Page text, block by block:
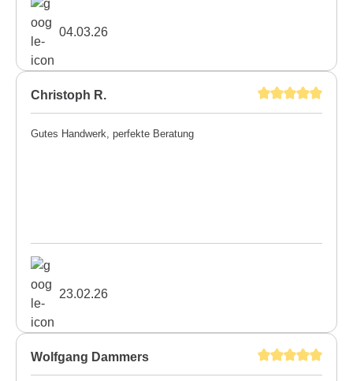
04.03.26
Christoph R.
Gutes Handwerk, perfekte Beratung
23.02.26
Wolfgang Dammers